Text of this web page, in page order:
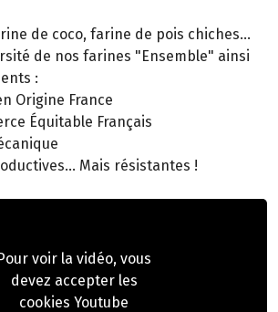
de coco, farine de pois chiches...
de nos farines "Ensemble" ainsi
:
Origine France
Équitable Français
Mais résistantes !
voir la vidéo, vous
devez accepter les
cookies Youtube